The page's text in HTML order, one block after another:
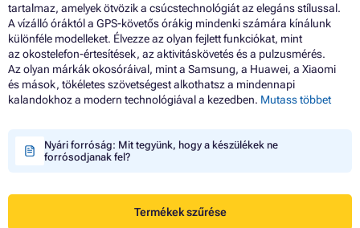
tartalmaz, amelyek ötvözik a csúcstechnológiát az elegáns stílussal.
A vízálló óráktól a GPS-követős órákig mindenki számára kínálunk
különféle modelleket. Élvezze az olyan fejlett funkciókat, mint
az okostelefon-értesítések, az aktivitáskövetés és a pulzusmérés.
Az olyan márkák okosóráival, mint a Samsung, a Huawei, a Xiaomi
és mások, tökéletes szövetségest alkothatsz a mindennapi
kalandokhoz a modern technológiával a kezedben. Mutass többet
Nyári forróság: Mit tegyünk, hogy a készülékek ne
forrósodjanak fel?
Termékek szűrése